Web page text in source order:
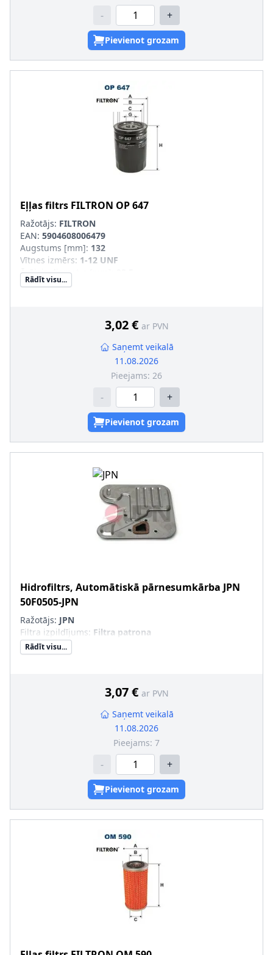
- +
Pievienot grozam
Eļļas filtrs FILTRON OP 647
Ražotājs: FILTRON
EAN: 5904608006479
Augstums [mm]: 132
Vītnes izmērs: 1-12 UNF
Ārējais diametrs [mm]
Filtra izpildījums
Nesatur SVHC vielas!
Rādīt visu...
3,02 € ar PVN
Saņemt veikalā
11.08.2026
Pieejams: 26
- +
Pievienot grozam
Hidrofiltrs, Automātiskā pārnesumkārba JPN
50F0505-JPN
Ražotājs: JPN
Filtra izpildījums: Filtra patrona
Rādīt visu...
3,07 € ar PVN
Saņemt veikalā
11.08.2026
Pieejams: 7
- +
Pievienot grozam